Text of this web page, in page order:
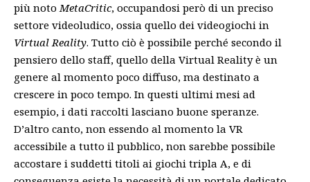
più notoMetaCritic, occupandosi però di un preciso
settore videoludico, ossia quello dei videogiochi in
Virtual Reality. Tutto ciò è possibile perché secondo il
pensiero dello staff, quello della Virtual Reality è un
genere al momento poco diffuso, ma destinato a
crescere in poco tempo. In questi ultimi mesi ad
esempio, i dati raccolti lasciano buone speranze.
D’altro canto, non essendo al momento la VR
accessibile a tutto il pubblico, non sarebbe possibile
accostare i suddetti titoli ai giochi tripla A, e di